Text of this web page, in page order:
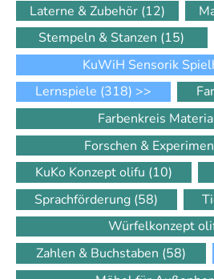
Laterne & Zubehör (12)
Stempeln & Stanzen (15)
KuWiH Sensorik
Lernspiele (318) >>
Farbenkreis
Forschen &
KuKo Konzept olifu (10)
Sprachförderung (58)
Würfelkonzept
Zahlen & Buchstaben (58)